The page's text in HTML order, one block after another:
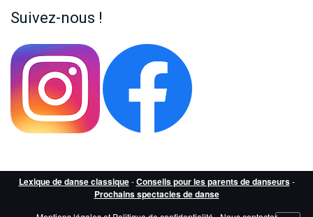
Suivez-nous !
Lexique de danse classique-Conseils pour les parents de danseurs-
Prochains spectacles de danse